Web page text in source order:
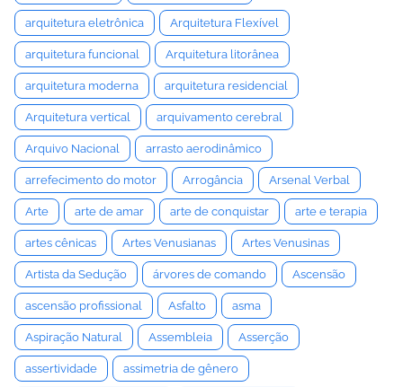
arquitetura eletrônica Arquitetura Flexível
arquitetura funcional Arquitetura litorânea
arquitetura moderna arquitetura residencial
Arquitetura vertical arquivamento cerebral
Arquivo Nacional arrasto aerodinâmico
arrefecimento do motor Arrogância Arsenal Verbal
Arte arte de amar arte de conquistar arte e terapia
artes cênicas Artes Venusianas Artes Venusinas
Artista da Sedução árvores de comando Ascensão
ascensão profissional Asfalto asma
Aspiração Natural Assembleia Asserção
assertividade assimetria de gênero